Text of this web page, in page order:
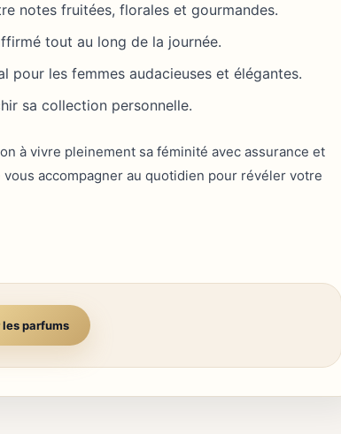
notes fruitées, florales et gourmandes.
tout au long de la journée.
pour les femmes audacieuses et élégantes.
sa collection personnelle.
à vivre pleinement sa féminité avec assurance et
accompagner au quotidien pour révéler votre
parfums